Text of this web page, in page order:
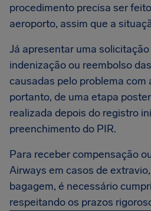
procedimento precisa ser
aeroporto, assim que a
Já apresentar uma
indenização ou reembolso
causadas pelo problema com
portanto, de uma etapa
realizada depois do registro
preenchimento do PIR.
Para receber compensação
Airways em casos de
bagagem, é necessário
respeitando os prazos